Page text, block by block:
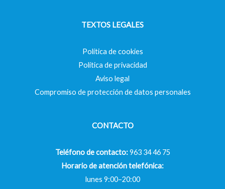
TEXTOS LEGALES
Política de cookies
Política de privacidad
Aviso legal
Compromiso de protección de datos personales
CONTACTO
Teléfono de contacto:963 34 46 75
Horario de atención telefónica:
lunes 9:00–20:00